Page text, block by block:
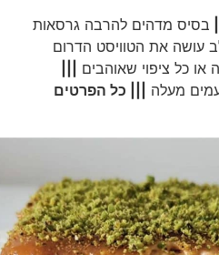
בסיס מדהים להרבה גרסאות
עושה את הטוויסט הדרום
כל ציפוי שאוהבים|||
מעלה||| כל הפרטים